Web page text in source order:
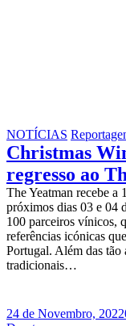
NOTÍCIAS
Christmas
regresso ao
The Yeatman recebe a
próximos dias 03 e 04
100 parceiros vínicos,
referências icónicas
Portugal. Além das tão
tradicionais…
24 de Novembro, 2022